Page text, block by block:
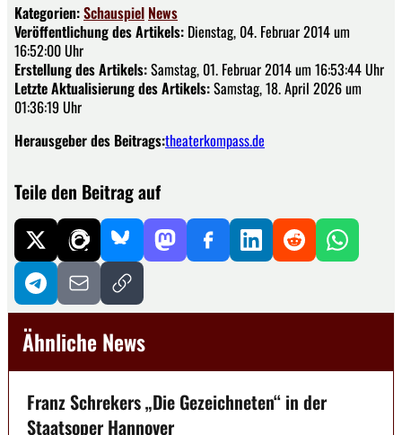
Kategorien:Schauspiel News
Veröffentlichung des Artikels: Dienstag, 04. Februar 2014 um
16:52:00 Uhr
Erstellung des Artikels:Samstag, 01. Februar 2014 um 16:53:44 Uhr
Letzte Aktualisierung des Artikels:Samstag, 18. April 2026 um
01:36:19 Uhr
Herausgeber des Beitrags:theaterkompass.de
Teile den Beitrag auf
Ähnliche News
Franz Schrekers „Die Gezeichneten“ in der
Staatsoper Hannover